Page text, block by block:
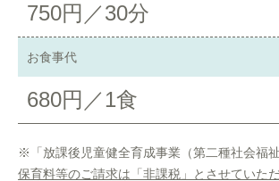
750円／30分
お食事代
680円／1食
※「放課後児童健全育成事業（第二種社会福
保育料等のご請求は「非課税」とさせていた